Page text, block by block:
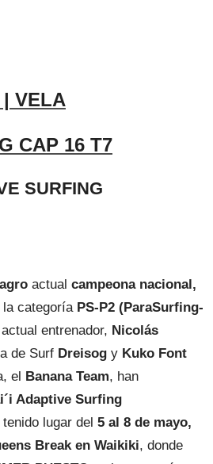
| VELA
CAP 16 T7
SURFING
actual campeona nacional,
la categoría PS-P2 (ParaSurfing-
entrenador, Nicolás
de Surf Dreisog y Kuko Font
el Banana Team, han
Adaptive Surfing
lugar del 5 al 8 de mayo,
Break en Waikiki, donde